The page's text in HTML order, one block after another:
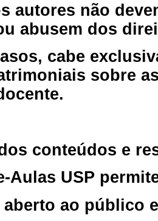
autores não
abusem dos
cabe
sobre
conteúdos e
Aulas USP
ao público